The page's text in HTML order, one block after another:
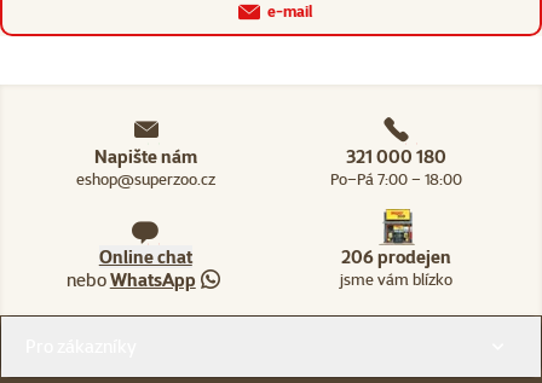
e-mail
Napište nám
eshop@superzoo.cz
321 000 180
Po–Pá 7:00 – 18:00
Online chat
neboWhatsApp
206 prodejen
jsme vám blízko